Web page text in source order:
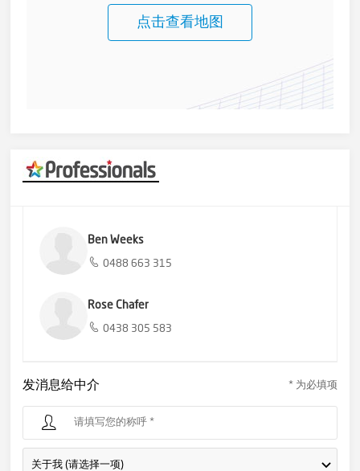
点击查看地图
Ben Weeks
0488 663 315
Rose Chafer
0438 305 583
发消息给中介 * 为必填项
关于我 (请选择一项)